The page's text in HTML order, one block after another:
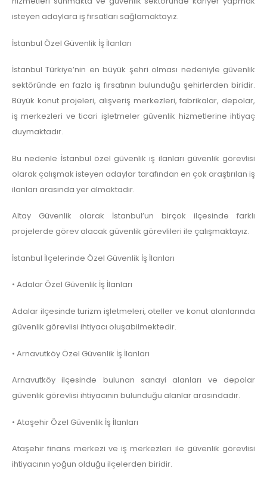
isteyen adaylara iş fırsatları sağlamaktayız.
İstanbul Özel Güvenlik İş İlanları
İstanbul Türkiye’nin en büyük şehri olması nedeniyle güvenlik
sektöründe en fazla iş fırsatının bulunduğu şehirlerden biridir.
Büyük konut projeleri, alışveriş merkezleri, fabrikalar, depolar,
iş merkezleri ve ticari işletmeler güvenlik hizmetlerine ihtiyaç
duymaktadır.
Bu nedenle İstanbul özel güvenlik iş ilanları güvenlik görevlisi
olarak çalışmak isteyen adaylar tarafından en çok araştırılan iş
ilanları arasında yer almaktadır.
Altay Güvenlik olarak İstanbul’un birçok ilçesinde farklı
projelerde görev alacak güvenlik görevlileri ile çalışmaktayız.
İstanbul İlçelerinde Özel Güvenlik İş İlanları
• Adalar Özel Güvenlik İş İlanları
Adalar ilçesinde turizm işletmeleri, oteller ve konut alanlarında
güvenlik görevlisi ihtiyacı oluşabilmektedir.
• Arnavutköy Özel Güvenlik İş İlanları
Arnavutköy ilçesinde bulunan sanayi alanları ve depolar
güvenlik görevlisi ihtiyacının bulunduğu alanlar arasındadır.
• Ataşehir Özel Güvenlik İş İlanları
Ataşehir finans merkezi ve iş merkezleri ile güvenlik görevlisi
ihtiyacının yoğun olduğu ilçelerden biridir.